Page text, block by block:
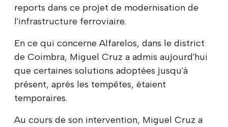
reports dans ce projet de modernisation de
l'infrastructure ferroviaire.
En ce qui concerne Alfarelos, dans le district
de Coimbra, Miguel Cruz a admis aujourd'hui
que certaines solutions adoptées jusqu'à
présent, après les tempêtes, étaient
temporaires.
Au cours de son intervention, Miguel Cruz a